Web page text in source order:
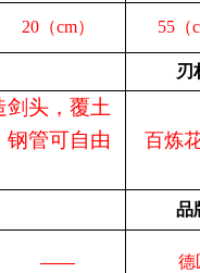
20（cm） 55（
刃
剑头，覆土
钢管可自由
百炼
品
—— 德